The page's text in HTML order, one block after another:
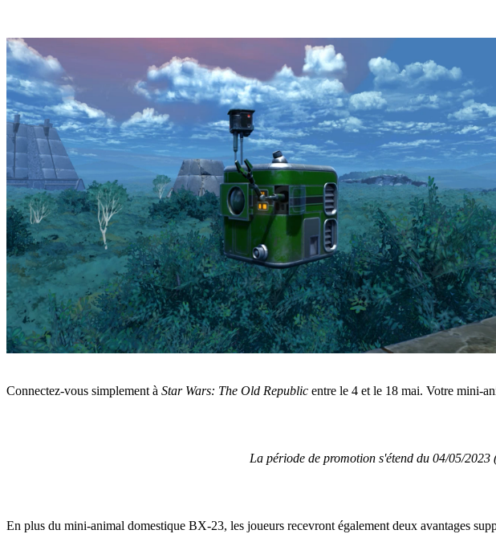
Connectez-vous simplement à Star Wars: The Old Republic entre le 4 et le 18 mai. Votre mini-
La période de promotion s'étend du 04/05/
En plus du mini-animal domestique BX-23, les joueurs recevront également deux avantages